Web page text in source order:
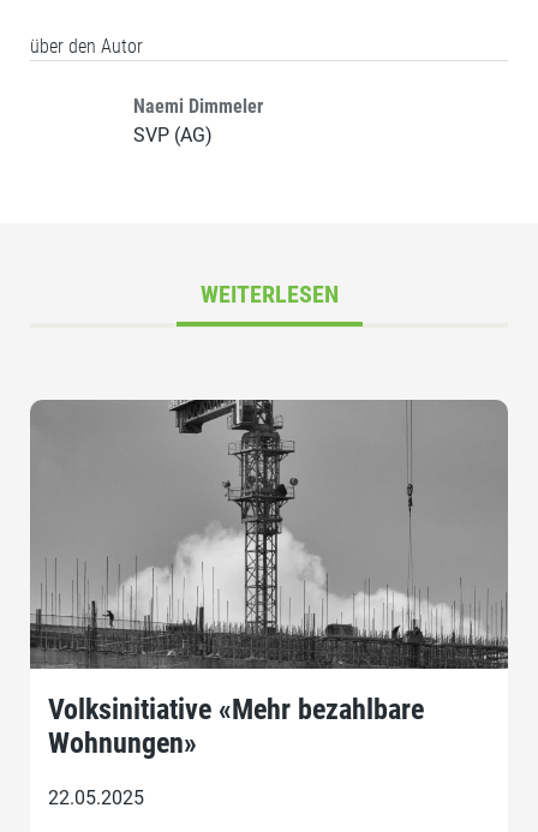
über den Autor
Naemi Dimmeler
SVP (AG)
WEITERLESEN
Volksinitiative «Mehr bezahlbare
Wohnungen»
22.05.2025